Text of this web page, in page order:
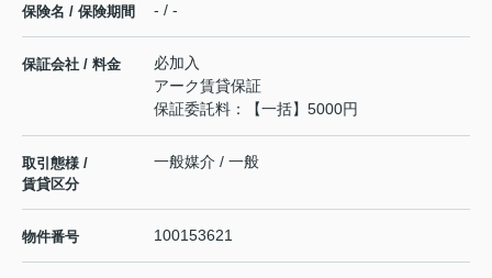
保険名 / 保険期間 - / -
保証会社 / 料金
必加入
アーク賃貸保証
保証委託料：【一括】5000円
取引態様 /
賃貸区分
一般媒介 / 一般
物件番号 100153621